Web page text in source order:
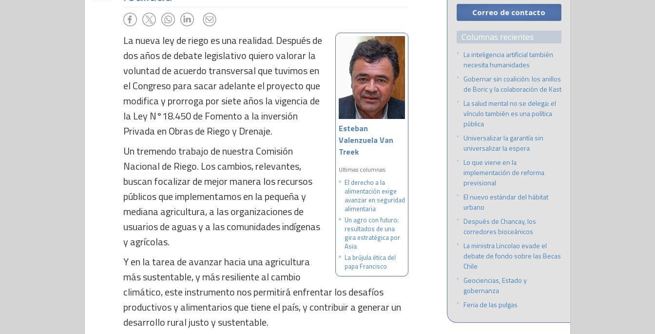
Esteban
Valenzuela Van
Treek
Ultimas columnas:
El derecho a la
alimentación exige
avanzar en seguridad
alimentaria
Un agro con futuro:
resultados de una
gira estratégica por
Asia
La brújula ética del
papa Francisco
La nueva ley de riego es una realidad. Después de
dos años de debate legislativo quiero valorar la
voluntad de acuerdo transversal que tuvimos en
el Congreso para sacar adelante el proyecto que
modifica y prorroga por siete años la vigencia de
la Ley N°18.450 de Fomento a la inversión
Privada en Obras de Riego y Drenaje.
Un tremendo trabajo de nuestra Comisión
Nacional de Riego. Los cambios, relevantes,
buscan focalizar de mejor manera los recursos
públicos que implementamos en la pequeña y
mediana agricultura, a las organizaciones de
usuarios de aguas y a las comunidades indígenas
y agrícolas.
Y en la tarea de avanzar hacia una agricultura
más sustentable, y más resiliente al cambio
climático, este instrumento nos permitirá enfrentar los desafíos
productivos y alimentarios que tiene el país, y contribuir a generar un
desarrollo rural justo y sustentable.
Correo de contacto
Columnas recientes
La inteligencia artificial también
necesita humanidades
Gobernar sin coalición: los anillos
de Boric y la colaboración de Kast
La salud mental no se delega: el
vínculo también es una política
pública
Universalizar la garantía sin
universalizar la espera
Lo que viene en la
implementación de reforma
previsional
El nuevo estándar del hábitat
urbano
Después de Chancay, los
corredores bioceánicos
La ministra Lincolao evade el
debate de fondo sobre las Becas
Chile
Geociencias, Estado y
gobernanza
Feria de las pulgas